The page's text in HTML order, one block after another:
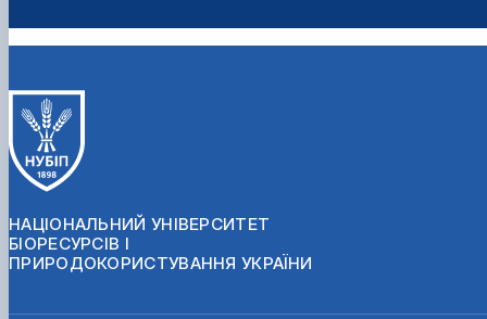
НАЦІОНАЛЬНИЙ УНІВЕРСИТЕТ
БІОРЕСУРСІВ І
ПРИРОДОКОРИСТУВАННЯ УКРАЇНИ